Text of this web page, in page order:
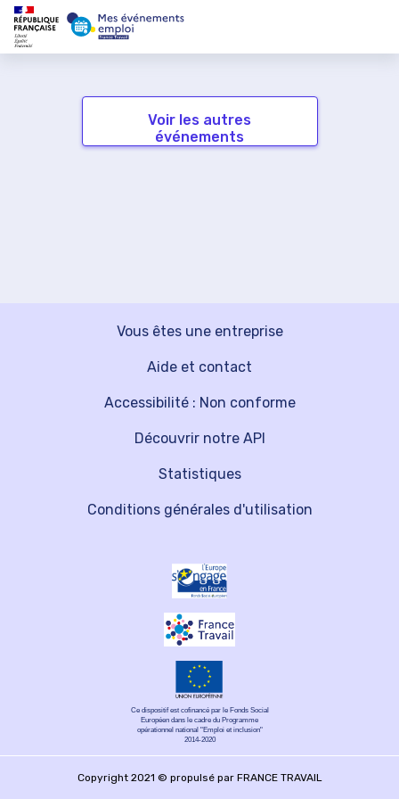
Voir les autres
événements
Vous êtes une entreprise
Découvrir notre API
Aide et contact
Statistiques
Accessibilité : Non conforme
Conditions générales d'utilisation
Ce dispositif est cofinancé par le Fonds Social
Européen dans le cadre du Programme
opérationnel national "Emploi et inclusion"
2014-2020
Copyright 2021 © propulsé par FRANCE TRAVAIL